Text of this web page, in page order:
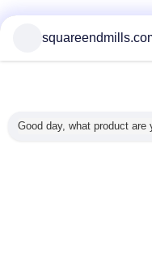
Trust Seal
Tous les produits
Good day, what product are